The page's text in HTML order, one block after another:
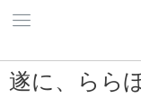
遂に、らら